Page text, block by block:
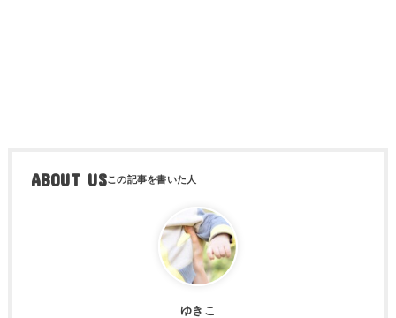
ABOUT US
ゆきこ